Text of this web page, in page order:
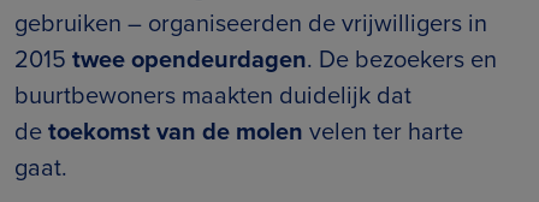
gebruiken – organiseerden de vrijwilligers in
2015 twee opendeurdagen. De bezoekers en
buurtbewoners maakten duidelijk dat
detoekomst van de molen velen ter harte
gaat.